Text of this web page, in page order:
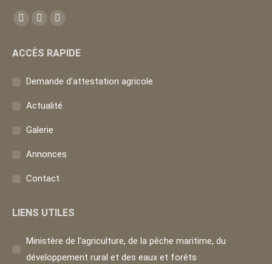
Trouvez nous sur :
La
Facebook
une
fenêtre
La
YouTube
une
fenêtre
La
Instagram
une
ACCÈS RAPIDE
Demande d’attestation agricole
Actualité
Galerie
Annonces
Contact
LIENS UTILES
Ministère de l’agriculture, de la pêche maritime, du
développement rural et des eaux et forêts